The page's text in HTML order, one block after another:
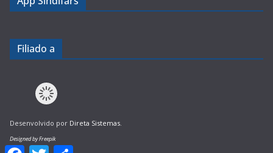
Filiado a
Desenvolvido por Direta Sistemas.
Designed by Freepik
T